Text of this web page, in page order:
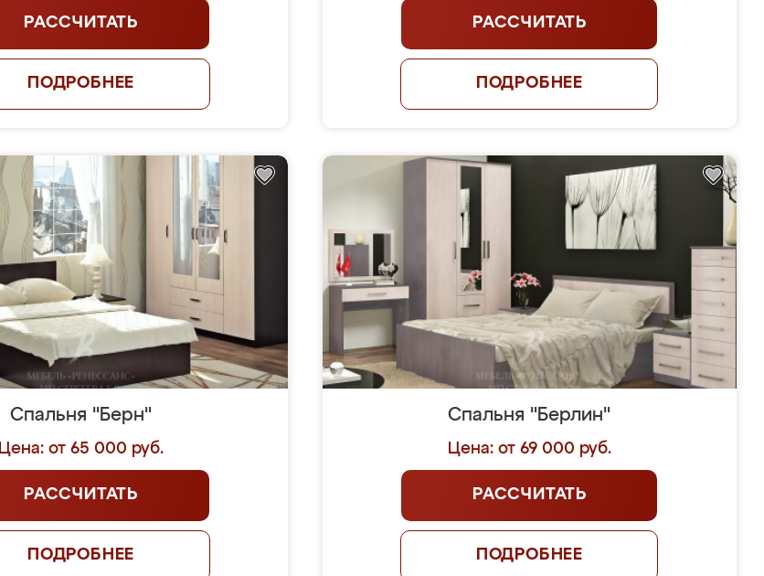
РАССЧИТАТЬ
ПОДРОБНЕЕ
РАССЧИТАТЬ
ПОДРОБНЕЕ
Спальня "Берн"
Цена: от 65 000 руб.
РАССЧИТАТЬ
ПОДРОБНЕЕ
Спальня "Берлин"
Цена: от 69 000 руб.
РАССЧИТАТЬ
ПОДРОБНЕЕ